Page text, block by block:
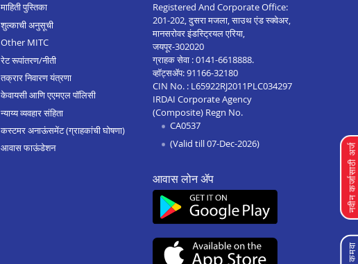
नवीन कर्जासाठी अर्ज
माहिती पुस्तिका
शुल्काची अनुसूची
Other MITC
रेट रूपांतरण/नीती
तक्रार निवारण यंत्रणा
केवायसी आणि एएमएल पॉलिसी
न्याय्य व्यवहार संहिता
कस्टमर अनाऊंसमेंट (ग्राहकांची घोषणा)
आवास फाऊंडेशन
Registered And Corporate Office:
201-202, दुसरा मजला, साउथ एंड स्क्वेअर,
मानसरोवर इंडस्ट्रियल एरिया,
जयपूर-302020
ग्राहक सेवा :0141-6618888.
व्हॉट्सॲप:91166-32180
CIN No. : L65922RJ2011PLC034297
IRDAI Corporate Agency
(Composite) Regn No.
CA0537
(Valid till 07-Dec-2026)
आवास लोन ॲप